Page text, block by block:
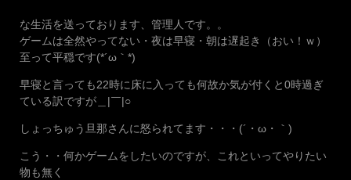
な生活を送っております、管理人です。。
ゲームは全然やってない・夜は早寝・朝は遅起き（おい！ｗ）
至って平穏です(*´ω｀*)
早寝と言っても22時に床に入っても何故か気が付くと0時過ぎ
ている訳ですが＿|￣|○
しょっちゅう旦那さんに怒られてます・・・(´・ω・｀)
こう・・何かゲームをしたいのですが、これといってやりたい
物も無く